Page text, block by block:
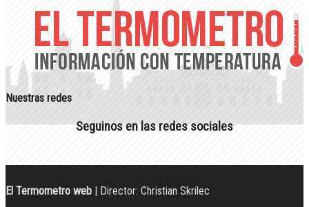
Nuestras redes
Seguinos en las redes sociales
El Termometro web | Director: Christian Skrilec